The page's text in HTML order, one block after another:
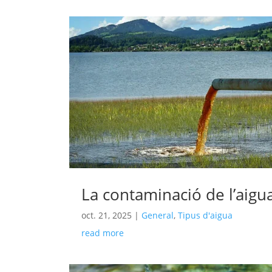
La contaminació de
oct. 21, 2025 | General,Tipus d'aigua
read more